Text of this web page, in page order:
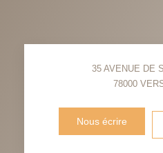
35 AVENUE DE
78000
Nous écrire